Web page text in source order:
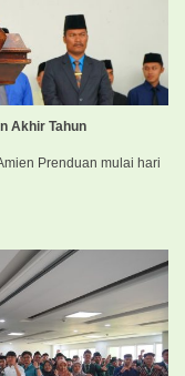
Akhir Tahun
Prenduan mulai hari